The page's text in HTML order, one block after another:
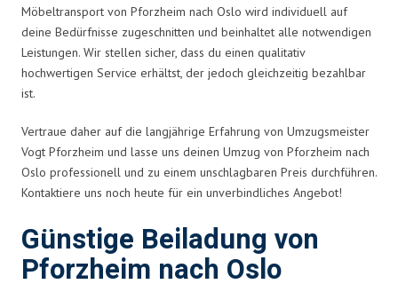
Möbeltransport von Pforzheim nach Oslo wird individuell auf
deine Bedürfnisse zugeschnitten und beinhaltet alle notwendigen
Leistungen. Wir stellen sicher, dass du einen qualitativ
hochwertigen Service erhältst, der jedoch gleichzeitig bezahlbar
ist.
Vertraue daher auf die langjährige Erfahrung von Umzugsmeister
Vogt Pforzheim und lasse uns deinen Umzug von Pforzheim nach
Oslo professionell und zu einem unschlagbaren Preis durchführen.
Kontaktiere uns noch heute für ein unverbindliches Angebot!
Günstige Beiladung von
Pforzheim nach Oslo